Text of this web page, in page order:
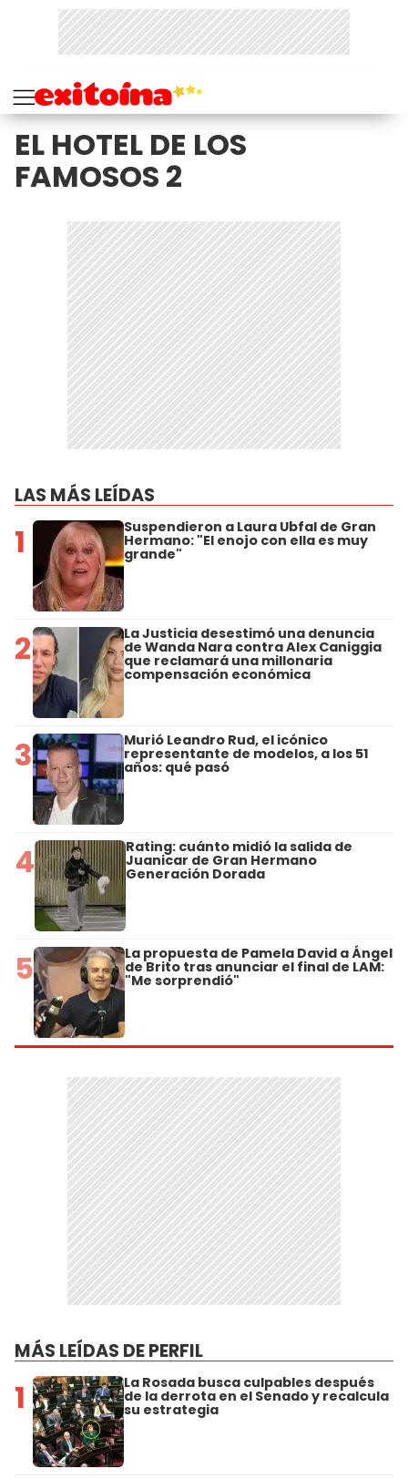
EL HOTEL DE LOS
FAMOSOS 2
LAS MÁS LEÍDAS
1 Suspendieron a Laura Ubfal de Gran
Hermano: "El enojo con ella es muy
grande"
2 La Justicia desestimó una denuncia
de Wanda Nara contra Alex Caniggia
que reclamará una millonaria
compensación económica
3 Murió Leandro Rud, el icónico
representante de modelos, a los 51
años: qué pasó
4 Rating: cuánto midió la salida de
Juanicar de Gran Hermano
Generación Dorada
5 La propuesta de Pamela David a Ángel
de Brito tras anunciar el final de LAM:
"Me sorprendió"
MÁS LEÍDAS DE PERFIL
1 La Rosada busca culpables después
de la derrota en el Senado y recalcula
su estrategia